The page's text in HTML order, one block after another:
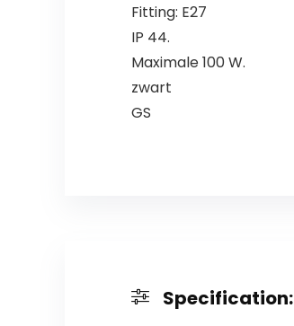
Fitting: E27
IP 44.
Maximale 100 W.
zwart
GS
Specification: